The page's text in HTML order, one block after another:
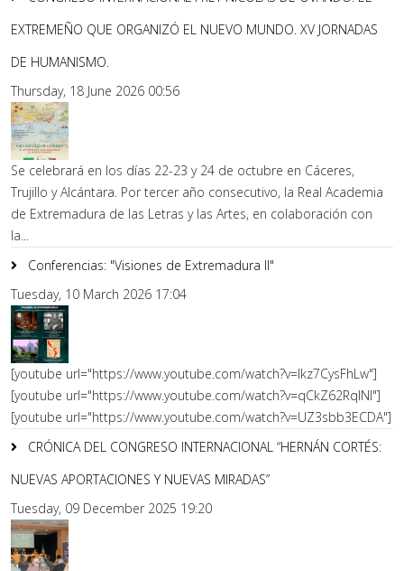
EXTREMEÑO QUE ORGANIZÓ EL NUEVO MUNDO. XV JORNADAS
DE HUMANISMO.
Thursday, 18 June 2026 00:56
Se celebrará en los días 22-23 y 24 de octubre en Cáceres,
Trujillo y Alcántara. Por tercer año consecutivo, la Real Academia
de Extremadura de las Letras y las Artes, en colaboración con
la...
Conferencias: "Visiones de Extremadura II"
Tuesday, 10 March 2026 17:04
[youtube url="https://www.youtube.com/watch?v=lkz7CysFhLw"]
[youtube url="https://www.youtube.com/watch?v=qCkZ62RqlNI"]
[youtube url="https://www.youtube.com/watch?v=UZ3sbb3ECDA"]
CRÓNICA DEL CONGRESO INTERNACIONAL “HERNÁN CORTÉS:
NUEVAS APORTACIONES Y NUEVAS MIRADAS”
Tuesday, 09 December 2025 19:20